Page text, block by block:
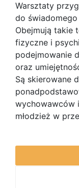
Warsztaty
do
Obejmują takie
fizyczne i
podejmowanie
oraz
Są skierowane
wychowawców
młodzież w